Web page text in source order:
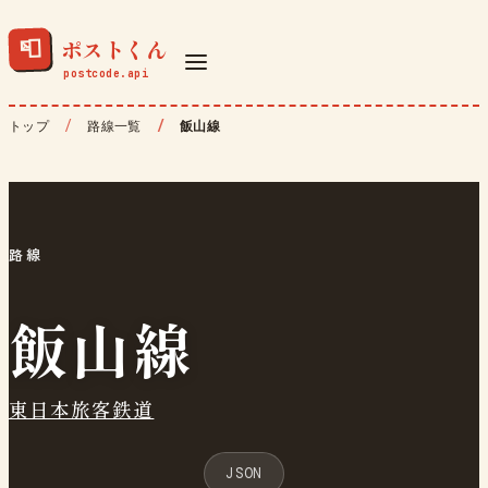
📮 ポストくん
トップ 路線一覧 飯山線
路線
飯山線
東日本旅客鉄道
JSON